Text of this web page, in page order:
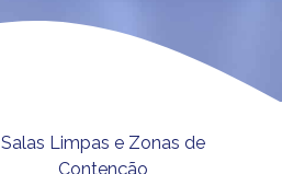
Salas Limpas e Zonas de
Contenção